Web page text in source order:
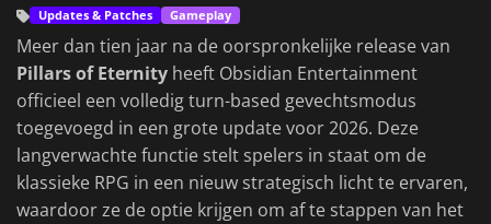
Updates & Patches Gameplay
Meer dan tien jaar na de oorspronkelijke release van
Pillars of Eternity heeft Obsidian Entertainment
officieel een volledig turn-based gevechtsmodus
toegevoegd in een grote update voor 2026. Deze
langverwachte functie stelt spelers in staat om de
klassieke RPG in een nieuw strategisch licht te ervaren,
waardoor ze de optie krijgen om af te stappen van het